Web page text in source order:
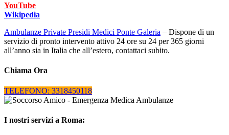
YouTube
Wikipedia
Ambulanze Private Presidi Medici Ponte Galeria – Dispone di un
servizio di pronto intervento attivo 24 ore su 24 per 365 giorni
all’anno sia in Italia che all’estero, contattaci subito.
Chiama Ora
TELEFONO: 3318450118
I nostri servizi a Roma: